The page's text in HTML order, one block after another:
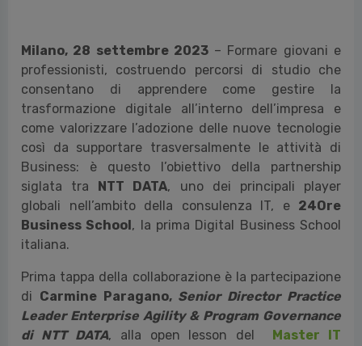
Milano, 28 settembre 2023 – Formare giovani e
professionisti, costruendo percorsi di studio che
consentano di apprendere come gestire la
trasformazione digitale all’interno dell’impresa e
come valorizzare l’adozione delle nuove tecnologie
così da supportare trasversalmente le attività di
Business: è questo l’obiettivo della partnership
siglata tra
NTT DATA, uno dei principali player
globali nell’ambito della consulenza IT, e 24Ore
Business School , la prima Digital Business School
italiana.
Prima tappa della collaborazione è la partecipazione
di Carmine Paragano, Senior Director Practice
Leader Enterprise Agility & Program Governance
di NTT DATA, alla open lesson del
Master IT